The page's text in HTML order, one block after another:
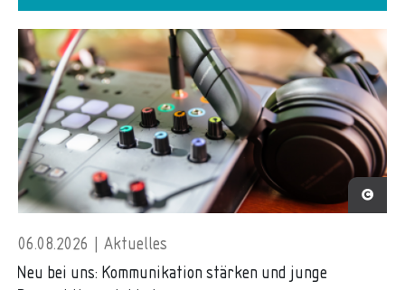
06.08.2026 | Aktuelles
Neu bei uns: Kommunikation stärken und junge